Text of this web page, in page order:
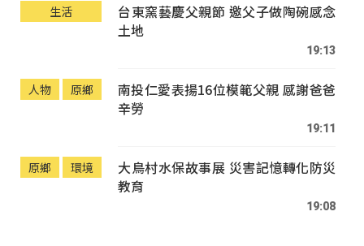
生活
台東窯藝慶父親節 邀父子做陶碗感念
土地
19:13
人物 原鄉
南投仁愛表揚16位模範父親 感謝爸爸
辛勞
19:11
原鄉 環境
大鳥村水保故事展 災害記憶轉化防災
教育
19:08